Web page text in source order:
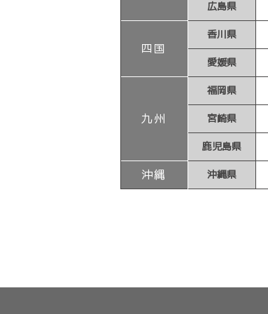
広島県
四国
香川県
愛媛県
九州
福岡県
宮崎県
鹿児島県
沖縄 沖縄県